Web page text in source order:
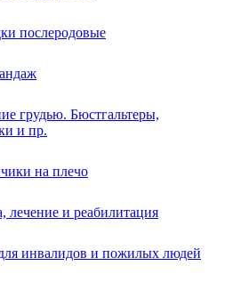
послеродовые
грудью. Бюстгальтеры,
и пр.
на плечо
лечение и реабилитация
инвалидов и пожилых людей